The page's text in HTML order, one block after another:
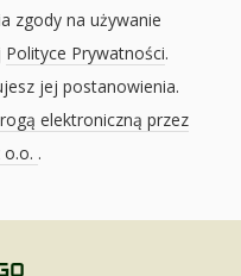
zgody na używanie
Polityce Prywatności.
jej postanowienia.
elektroniczną przez
o.o. .